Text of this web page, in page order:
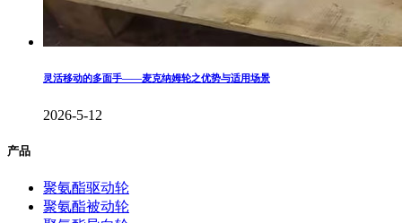
灵活移动的多面手——麦克纳姆轮之优势与适用场景
2026-5-12
产品
聚氨酯驱动轮
聚氨酯被动轮